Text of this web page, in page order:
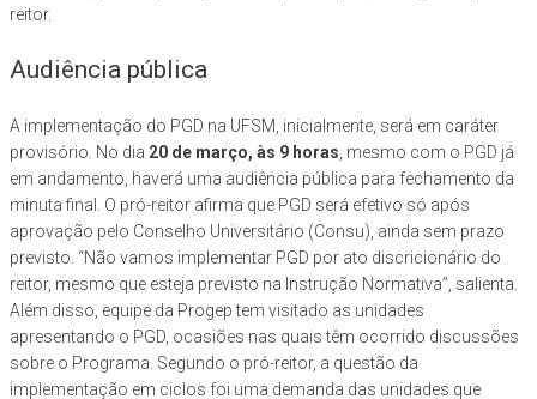
reitor.
Audiência pública
A implementação do PGD na UFSM, inicialmente, será em caráter
provisório. No dia 20 de março, às 9 horas , mesmo com o PGD já
em andamento, haverá uma audiência pública para fechamento da
minuta final. O pró-reitor afirma que PGD será efetivo só após
aprovação pelo Conselho Universitário (Consu), ainda sem prazo
previsto. “Não vamos implementar PGD por ato discricionário do
reitor, mesmo que esteja previsto na Instrução Normativa”, salienta.
Além disso, equipe da Progep tem visitado as unidades
apresentando o PGD, ocasiões nas quais têm ocorrido discussões
sobre o Programa. Segundo o pró-reitor, a questão da
implementação em ciclos foi uma demanda das unidades que